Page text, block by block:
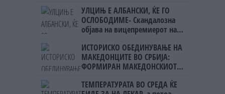
УЛЦИЊ Е АЛБАНСКИ, ЌЕ ГО
ОСЛОБОДИМЕ- Скандалозна
објава на вицепремиерот на
ИСТОРИСКО ОБЕДИНУВАЊЕ НА
МАКЕДОНЦИТЕ ВО СРБИЈА:
ФОРМИРАН МАКЕДОНСКИОТ
ТЕМПЕРАТУРАТА ВО СРЕДА ЌЕ